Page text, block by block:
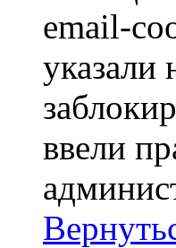
email-
указали
ввели